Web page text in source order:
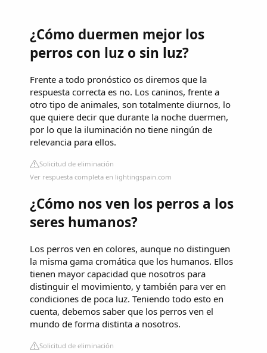
¿Cómo duermen mejor los
perros con luz o sin luz?
Frente a todo pronóstico os diremos que la
respuesta correcta es no. Los caninos, frente a
otro tipo de animales, son totalmente diurnos, lo
que quiere decir que durante la noche duermen,
por lo que la iluminación no tiene ningún de
relevancia para ellos.
Solicitud de eliminación
Ver respuesta completa en lightingspain.com
¿Cómo nos ven los perros a los
seres humanos?
Los perros ven en colores, aunque no distinguen
la misma gama cromática que los humanos. Ellos
tienen mayor capacidad que nosotros para
distinguir el movimiento, y también para ver en
condiciones de poca luz. Teniendo todo esto en
cuenta, debemos saber que los perros ven el
mundo de forma distinta a nosotros.
Solicitud de eliminación